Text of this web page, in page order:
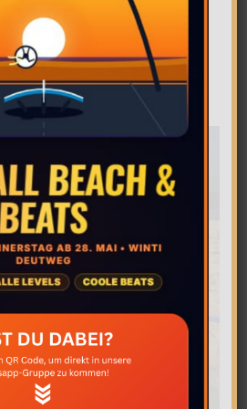
2016 in Bayern wieder auf
zur Schau stellen.